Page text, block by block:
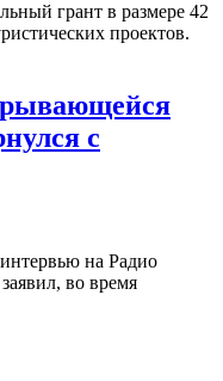
грант в размере 42
проектов.
с
на Радио
во время